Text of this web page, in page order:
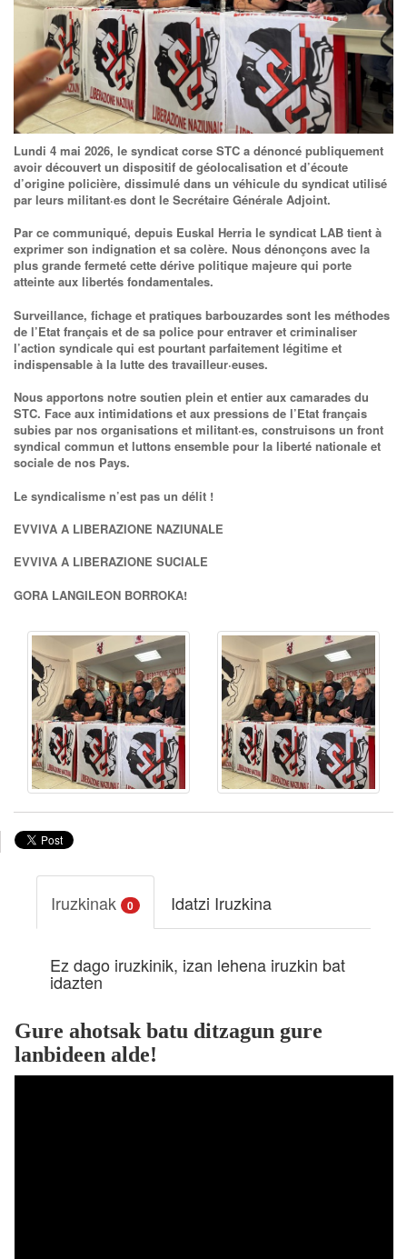
Lundi 4 mai 2026, le syndicat corse STC a dénoncé publiquement
avoir découvert un dispositif de géolocalisation et d’écoute
d’origine policière, dissimulé dans un véhicule du syndicat utilisé
par leurs militant·es dont le Secrétaire Générale Adjoint.
Par ce communiqué, depuis Euskal Herria le syndicat LAB tient à
exprimer son indignation et sa colère. Nous dénonçons avec la
plus grande fermeté cette dérive politique majeure qui porte
atteinte aux libertés fondamentales.
Surveillance, fichage et pratiques barbouzardes sont les méthodes
de l’Etat français et de sa police pour entraver et criminaliser
l’action syndicale qui est pourtant parfaitement légitime et
indispensable à la lutte des travailleur·euses.
Nous apportons notre soutien plein et entier aux camarades du
STC. Face aux intimidations et aux pressions de l’Etat français
subies par nos organisations et militant·es, construisons un front
syndical commun et luttons ensemble pour la liberté nationale et
sociale de nos Pays.
Le syndicalisme n’est pas un délit !
EVVIVA A LIBERAZIONE NAZIUNALE
EVVIVA A LIBERAZIONE SUCIALE
GORA LANGILEON BORROKA!
Iruzkinak 0 Idatzi Iruzkina
Ez dago iruzkinik, izan lehena iruzkin bat
idazten
Gure ahotsak batu ditzagun gure
lanbideen alde!